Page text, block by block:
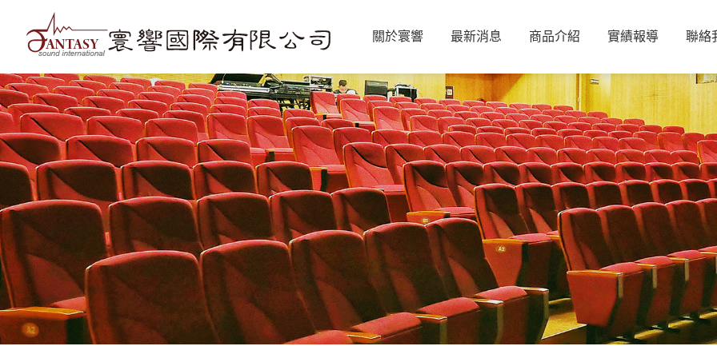
關於寰響 最新消息 商品介紹
PROEL
PROEL專業音響系統
喇叭
擴大機
混音器
處理器
麥克風
PROEL專業音頻線材
麥克風線
喇叭線
ACTIVE AUDIO
RAY-ON SERIES
STEPARRAY SERIES
WILLIAMS AV
DIGI-WAVE
Infinium藍芽傳輸
BITTNER
HARVEY
量測儀器
量測麥克風
BOGEN
NEAR系列喇叭
JOCAVI
ATP系列
實績報導 聯絡